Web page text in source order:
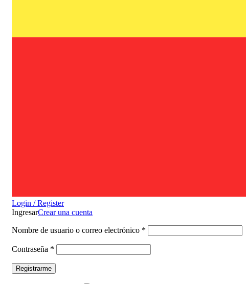
Login / Register
IngresarCrear una cuenta
Nombre de usuario o correo electrónico *
Contraseña *
Registrarme